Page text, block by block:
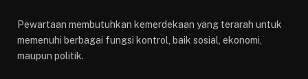
Pewartaan membutuhkan kemerdekaan yang terarah untuk
memenuhi berbagai fungsi kontrol, baik sosial, ekonomi,
maupun politik.